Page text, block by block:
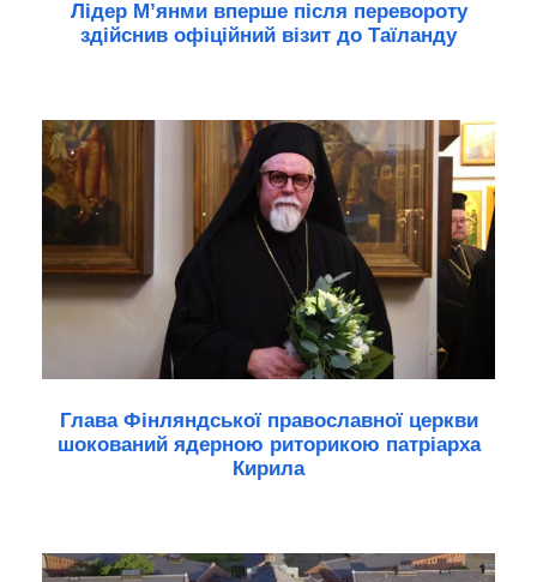
Лідер М’янми вперше після перевороту
здійснив офіційний візит до Таїланду
Глава Фінляндської православної церкви
шокований ядерною риторикою патріарха
Кирила